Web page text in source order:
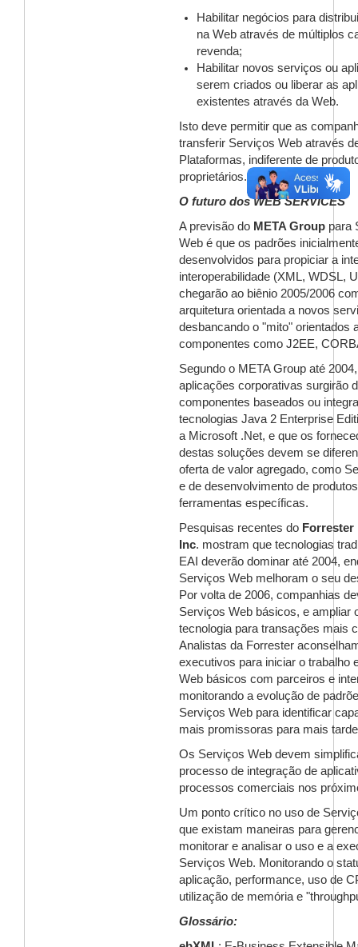
Habilitar negócios para
na Web através de múltiplos
revenda;
Habilitar novos serviços ou
serem criados ou liberar as
existentes através da Web.
Isto deve permitir que as
transferir Serviços Web através
Plataformas, indiferente de
proprietários.
O futuro dos WEB SERVICES
A previsão do META Group para
Web é que os padrões
desenvolvidos para propiciar a
interoperabilidade (XML, WDSL,
chegarão ao biênio 2005/2006
arquitetura orientada a novos
desbancando o "mito" orientados
componentes como J2EE,
Segundo o META Group até
aplicações corporativas surgirão
componentes baseados ou
tecnologias Java 2 Enterprise
a Microsoft .Net, e que os
destas soluções devem se
oferta de valor agregado, como
e de desenvolvimento de
ferramentas específicas.
Pesquisas recentes do Forrester
Inc. mostram que tecnologias
EAI deverão dominar até 2004,
Serviços Web melhoram o seu
Por volta de 2006, companhias
Serviços Web básicos, e ampliar
tecnologia para transações mais
Analistas da Forrester
executivos para iniciar o trabalho
Web básicos com parceiros e
monitorando a evolução de
Serviços Web para identificar
mais promissoras para mais
Os Serviços Web devem
processo de integração de
processos comerciais nos
Um ponto crítico no uso de
que existam maneiras para
monitorar e analisar o uso e a
Serviços Web. Monitorando o
aplicação, performance, uso de
utilização de memória e
Glossário: